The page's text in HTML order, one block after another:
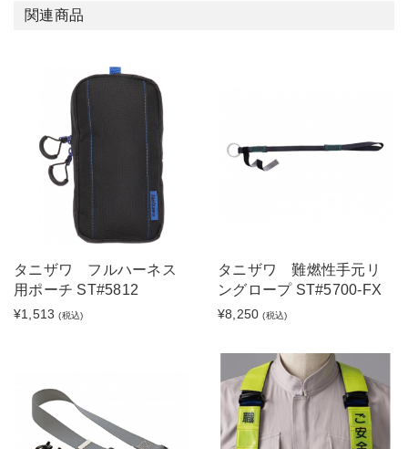
関連商品
タニザワ フルハーネス
用ポーチ ST#5812
¥1,513 (税込)
タニザワ 難燃性手元リ
ングロープ ST#5700-FX
¥8,250 (税込)